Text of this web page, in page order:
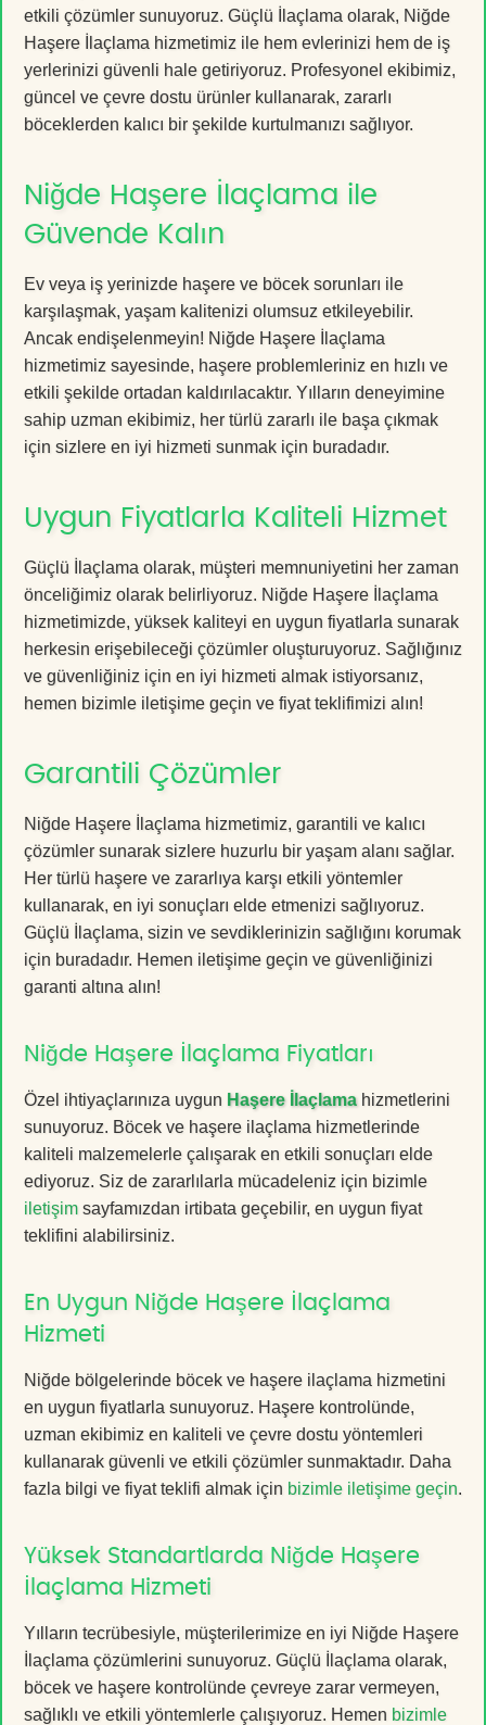
etkili çözümler sunuyoruz. Güçlü İlaçlama olarak, Niğde
Haşere İlaçlama hizmetimiz ile hem evlerinizi hem de iş
yerlerinizi güvenli hale getiriyoruz. Profesyonel ekibimiz,
güncel ve çevre dostu ürünler kullanarak, zararlı
böceklerden kalıcı bir şekilde kurtulmanızı sağlıyor.
Niğde Haşere İlaçlama ile
Güvende Kalın
Ev veya iş yerinizde haşere ve böcek sorunları ile
karşılaşmak, yaşam kalitenizi olumsuz etkileyebilir.
Ancak endişelenmeyin! Niğde Haşere İlaçlama
hizmetimiz sayesinde, haşere problemleriniz en hızlı ve
etkili şekilde ortadan kaldırılacaktır. Yılların deneyimine
sahip uzman ekibimiz, her türlü zararlı ile başa çıkmak
için sizlere en iyi hizmeti sunmak için buradadır.
Uygun Fiyatlarla Kaliteli Hizmet
Güçlü İlaçlama olarak, müşteri memnuniyetini her zaman
önceliğimiz olarak belirliyoruz. Niğde Haşere İlaçlama
hizmetimizde, yüksek kaliteyi en uygun fiyatlarla sunarak
herkesin erişebileceği çözümler oluşturuyoruz. Sağlığınız
ve güvenliğiniz için en iyi hizmeti almak istiyorsanız,
hemen bizimle iletişime geçin ve fiyat teklifimizi alın!
Garantili Çözümler
Niğde Haşere İlaçlama hizmetimiz, garantili ve kalıcı
çözümler sunarak sizlere huzurlu bir yaşam alanı sağlar.
Her türlü haşere ve zararlıya karşı etkili yöntemler
kullanarak, en iyi sonuçları elde etmenizi sağlıyoruz.
Güçlü İlaçlama, sizin ve sevdiklerinizin sağlığını korumak
için buradadır. Hemen iletişime geçin ve güvenliğinizi
garanti altına alın!
Niğde Haşere İlaçlama Fiyatları
Özel ihtiyaçlarınıza uygun Haşere İlaçlamahizmetlerini
sunuyoruz. Böcek ve haşere ilaçlama hizmetlerinde
kaliteli malzemelerle çalışarak en etkili sonuçları elde
ediyoruz. Siz de zararlılarla mücadeleniz için bizimle
iletişim sayfamızdan irtibata geçebilir, en uygun fiyat
teklifini alabilirsiniz.
En Uygun Niğde Haşere İlaçlama
Hizmeti
Niğde bölgelerinde böcek ve haşere ilaçlama hizmetini
en uygun fiyatlarla sunuyoruz. Haşere kontrolünde,
uzman ekibimiz en kaliteli ve çevre dostu yöntemleri
kullanarak güvenli ve etkili çözümler sunmaktadır. Daha
fazla bilgi ve fiyat teklifi almak için bizimle iletişime geçin.
Yüksek Standartlarda Niğde Haşere
İlaçlama Hizmeti
Yılların tecrübesiyle, müşterilerimize en iyi Niğde Haşere
İlaçlama çözümlerini sunuyoruz. Güçlü İlaçlama olarak,
böcek ve haşere kontrolünde çevreye zarar vermeyen,
sağlıklı ve etkili yöntemlerle çalışıyoruz. Hemen bizimle